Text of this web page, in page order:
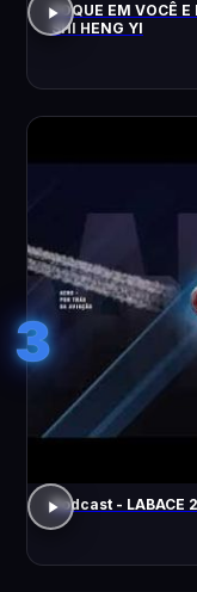
FOQUE EM VOCÊ
SHI HENG YI
3
Podcast - LABACE